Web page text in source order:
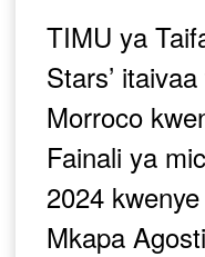
TIMU ya
Stars’
Morroco
Fainali ya
2024
Mkapa